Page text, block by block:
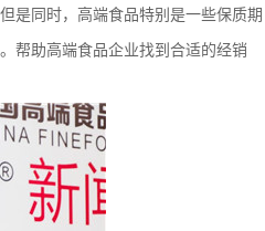
是同时，高端食品特别是一些保质期
帮助高端食品企业找到合适的经销